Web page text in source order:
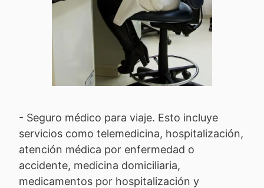
- Seguro médico para viaje. Esto incluye
servicios como telemedicina, hospitalización,
atención médica por enfermedad o
accidente, medicina domiciliaria,
medicamentos por hospitalización y